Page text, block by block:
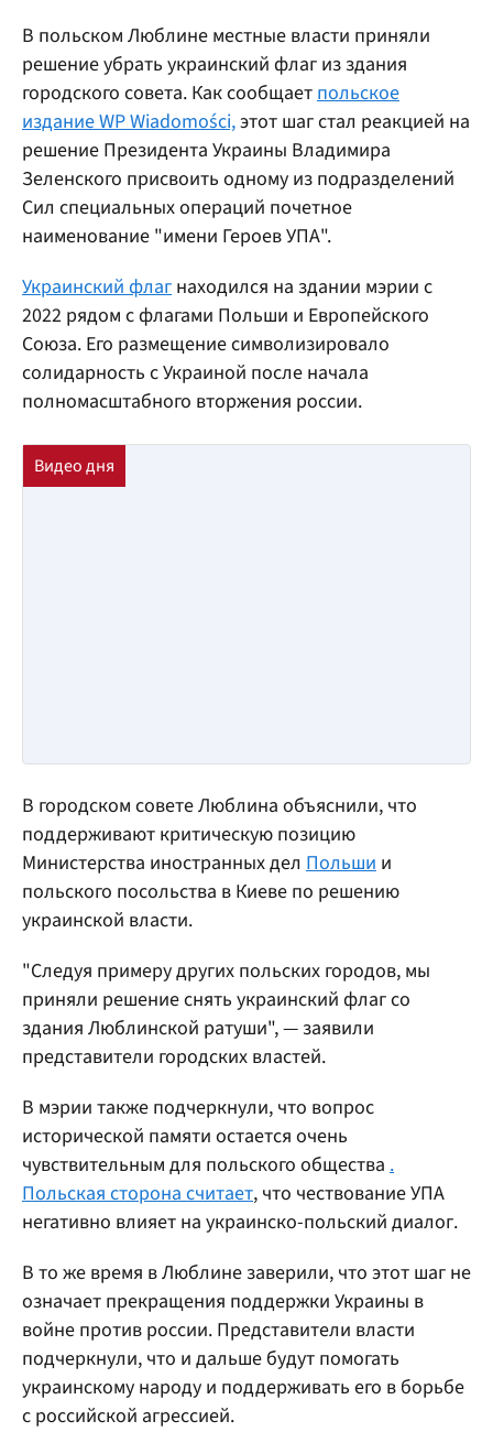
В польском Люблине местные власти приняли
решение убрать украинский флаг из здания
городского совета. Как сообщает польское
издание WP Wiadomości,этот шаг стал реакцией на
решение Президента Украины Владимира
Зеленского присвоить одному из подразделений
Сил специальных операций почетное
наименование "имени Героев УПА".
Украинский флаг находился на здании мэрии с
2022 рядом с флагами Польши и Европейского
Союза. Его размещение символизировало
солидарность с Украиной после начала
полномасштабного вторжения россии.
В городском совете Люблина объяснили, что
поддерживают критическую позицию
Министерства иностранных дел Польши и
польского посольства в Киеве по решению
украинской власти.
"Следуя примеру других польских городов, мы
приняли решение снять украинский флаг со
здания Люблинской ратуши", — заявили
представители городских властей.
В мэрии также подчеркнули, что вопрос
исторической памяти остается очень
чувствительным для польского общества .
Польская сторона считает, что чествование УПА
негативно влияет на украинско-польский диалог.
В то же время в Люблине заверили, что этот шаг не
означает прекращения поддержки Украины в
войне против россии. Представители власти
подчеркнули, что и дальше будут помогать
украинскому народу и поддерживать его в борьбе
с российской агрессией.